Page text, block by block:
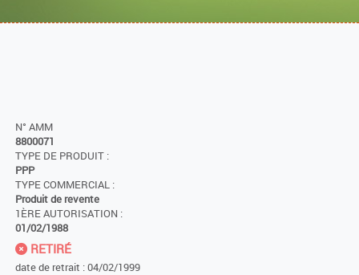
N° AMM
8800071
TYPE DE PRODUIT :
PPP
TYPE COMMERCIAL :
Produit de revente
1ÈRE AUTORISATION :
01/02/1988
RETIRÉ
date de retrait : 04/02/1999